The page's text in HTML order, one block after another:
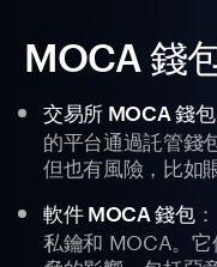
MOCA 錢
交易所 MOCA 錢包
的平台通過託管錢
但也有風險，比如
軟件 MOCA 錢包
私鑰和 MOCA。